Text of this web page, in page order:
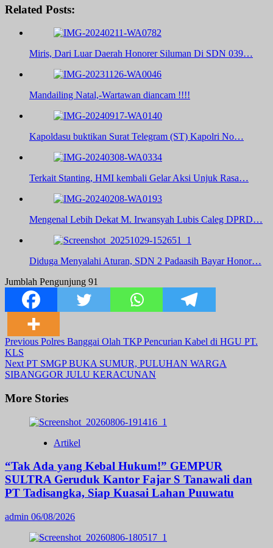
Related Posts:
Miris, Dari Luar Daerah Honorer Siluman Di SDN 039…
Mandailing Natal,-Wartawan diancam !!!!
Kapoldasu buktikan Surat Telegram (ST) Kapolri No…
Terkait Stanting, HMI kembali Gelar Aksi Unjuk Rasa…
Mengenal Lebih Dekat M. Irwansyah Lubis Caleg DPRD…
Diduga Menyalahi Aturan, SDN 2 Padaasih Bayar Honor…
Jumblah Pengunjung 91
Post
Navigation
Previous Polres Banggai Olah TKP Pencurian Kabel di HGU PT.
KLS
Next PT SMGP BUKA SUMUR, PULUHAN WARGA
SIBANGGOR JULU KERACUNAN
More Stories
Artikel
“Tak Ada yang Kebal Hukum!” GEMPUR
SULTRA Geruduk Kantor Fajar S Tanawali dan
PT Tadisangka, Siap Kuasai Lahan Puuwatu
admin 06/08/2026